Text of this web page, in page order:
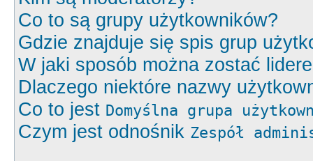
Co to są grupy użytkowników?
Gdzie znajduje się spis grup
W jaki sposób można zostać
Dlaczego niektóre nazwy
Co to jest Domyślna grupa
Czym jest odnośnik Zespół